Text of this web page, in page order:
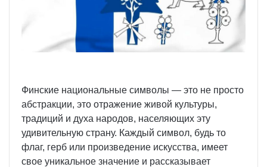
Финские национальные символы — это не просто
абстракции, это отражение живой культуры,
традиций и духа народов, населяющих эту
удивительную страну. Каждый символ, будь то
флаг, герб или произведение искусства, имеет
свое уникальное значение и рассказывает